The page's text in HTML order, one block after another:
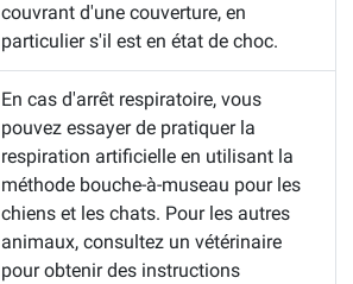
couvrant d'une couverture, en
particulier s'il est en état de choc.
En cas d'arrêt respiratoire, vous
pouvez essayer de pratiquer la
respiration artificielle en utilisant la
méthode bouche-à-museau pour les
chiens et les chats. Pour les autres
animaux, consultez un vétérinaire
pour obtenir des instructions